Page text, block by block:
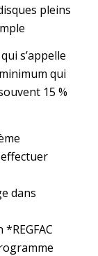
pleins
s’appelle
qui
15 %
dans